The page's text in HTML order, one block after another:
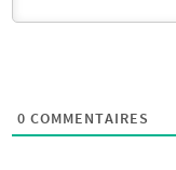
0 COMMENTAIRES